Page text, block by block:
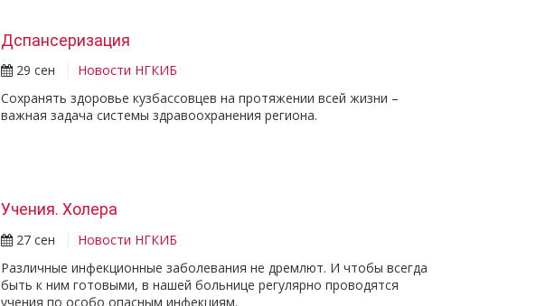
Дспансеризация
29 сен
Новости НГКИБ
Сохранять здоровье кузбассовцев на протяжении всей жизни –
важная задача системы здравоохранения региона.
Учения. Холера
27 сен
Новости НГКИБ
Различные инфекционные заболевания не дремлют. И чтобы всегда
быть к ним готовыми, в нашей больнице регулярно проводятся
учения по особо опасным инфекциям.